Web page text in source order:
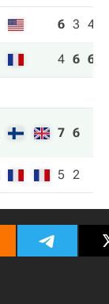
6 3 4
4 6 6
7 6
5 2